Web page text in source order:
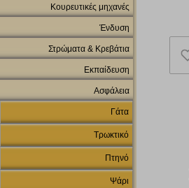
Κουρευτικές μηχανές
Ένδυση
Στρώματα & Κρεβάτια
Εκπαίδευση
Ασφάλεια
Γάτα
Τρωκτικό
Πτηνό
Ψάρι